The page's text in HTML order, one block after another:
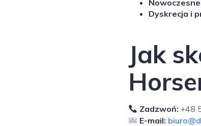
Dyskrecja i
Jak
Zadzwoń: +48
E-mail: